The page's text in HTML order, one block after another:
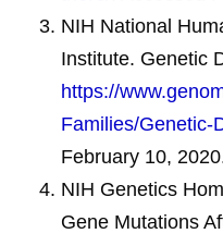
NIH National
Institute. Genetic
https://
Families/Genetic-
February 10,
NIH Genetics
Gene Mutations